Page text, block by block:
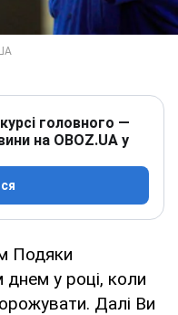
головного —
на OBOZ.UA у
Подяки
у році, коли
Далі Ви